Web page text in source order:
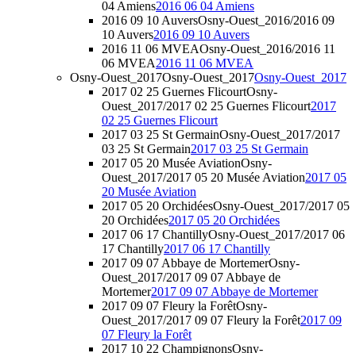
04 Amiens2016 06 04 Amiens
2016 09 10 AuversOsny-Ouest_2016/2016 09
10 Auvers2016 09 10 Auvers
2016 11 06 MVEAOsny-Ouest_2016/2016 11
06 MVEA2016 11 06 MVEA
Osny-Ouest_2017Osny-Ouest_2017Osny-Ouest_2017
2017 02 25 Guernes FlicourtOsny-
Ouest_2017/2017 02 25 Guernes Flicourt2017
02 25 Guernes Flicourt
2017 03 25 St GermainOsny-Ouest_2017/2017
03 25 St Germain2017 03 25 St Germain
2017 05 20 Musée AviationOsny-
Ouest_2017/2017 05 20 Musée Aviation2017 05
20 Musée Aviation
2017 05 20 OrchidéesOsny-Ouest_2017/2017 05
20 Orchidées2017 05 20 Orchidées
2017 06 17 ChantillyOsny-Ouest_2017/2017 06
17 Chantilly2017 06 17 Chantilly
2017 09 07 Abbaye de MortemerOsny-
Ouest_2017/2017 09 07 Abbaye de
Mortemer2017 09 07 Abbaye de Mortemer
2017 09 07 Fleury la ForêtOsny-
Ouest_2017/2017 09 07 Fleury la Forêt2017 09
07 Fleury la Forêt
2017 10 22 ChampignonsOsny-